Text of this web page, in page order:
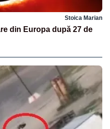
Stoica Marian
din Europa după 27 de